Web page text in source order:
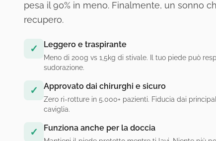
pesa il 90% in meno. Finalmente, un sonno
recupero.
✓ Leggero e traspirante
Meno di 200g vs 1,5kg di stivale. Il tuo piede può
sudorazione.
✓ Approvato dai chirurghi e sicuro
Zero ri-rotture in 5.000+ pazienti. Fiducia dai
caviglia.
✓ Funziona anche per la doccia